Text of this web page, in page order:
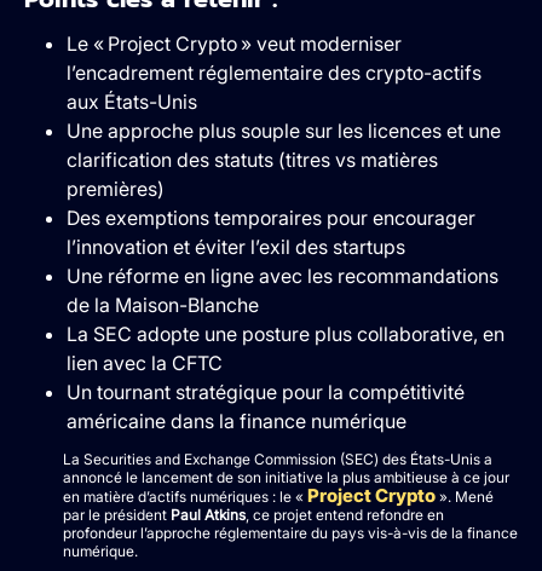
Le « Project Crypto » veut moderniser
l’encadrement réglementaire des crypto-actifs
aux États-Unis
Une approche plus souple sur les licences et une
clarification des statuts (titres vs matières
premières)
Des exemptions temporaires pour encourager
l’innovation et éviter l’exil des startups
Une réforme en ligne avec les recommandations
de la Maison-Blanche
La SEC adopte une posture plus collaborative, en
lien avec la CFTC
Un tournant stratégique pour la compétitivité
américaine dans la finance numérique
La Securities and Exchange Commission (SEC) des États-Unis a
annoncé le lancement de son initiative la plus ambitieuse à ce jour
en matière d’actifs numériques : le « Project Crypto ». Mené
par le président Paul Atkins, ce projet entend refondre en
profondeur l’approche réglementaire du pays vis-à-vis de la finance
numérique.